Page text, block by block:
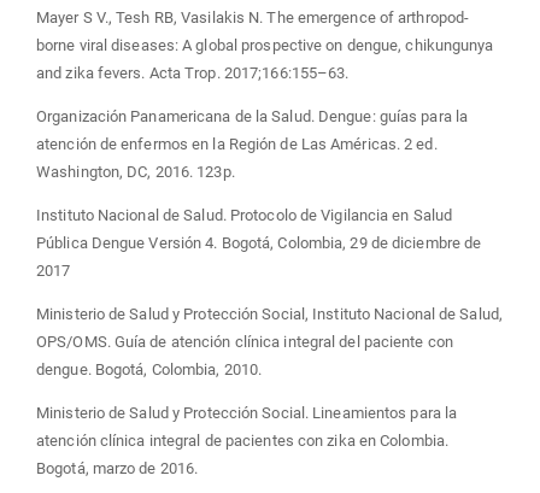
Mayer S V., Tesh RB, Vasilakis N. The emergence of arthropod-
borne viral diseases: A global prospective on dengue, chikungunya
and zika fevers. Acta Trop. 2017;166:155–63.
Organización Panamericana de la Salud. Dengue: guías para la
atención de enfermos en la Región de Las Américas. 2 ed.
Washington, DC, 2016. 123p.
Instituto Nacional de Salud. Protocolo de Vigilancia en Salud
Pública Dengue Versión 4. Bogotá, Colombia, 29 de diciembre de
2017
Ministerio de Salud y Protección Social, Instituto Nacional de Salud,
OPS/OMS. Guía de atención clínica integral del paciente con
dengue. Bogotá, Colombia, 2010.
Ministerio de Salud y Protección Social. Lineamientos para la
atención clínica integral de pacientes con zika en Colombia.
Bogotá, marzo de 2016.